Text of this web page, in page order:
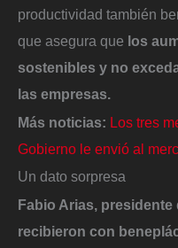
productividad también
que asegura que los
sostenibles y no
las empresas.
Más noticias: Los tres
Gobierno le envió al
Un dato sorpresa
Fabio Arias,
recibieron con